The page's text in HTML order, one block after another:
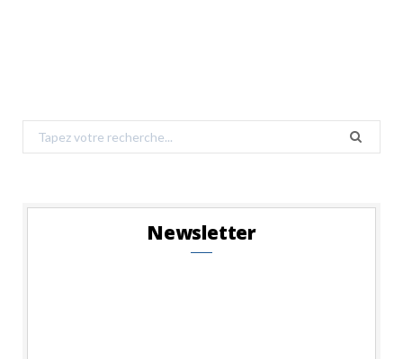
Search
for:
Newsletter